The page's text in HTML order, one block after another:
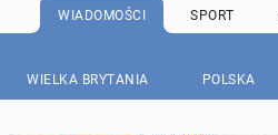
WIADOMOŚCI SPORT
WIELKA BRYTANIA POLSKA